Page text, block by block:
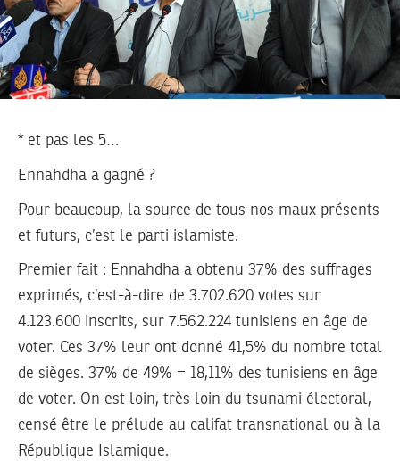
* et pas les 5…
Ennahdha a gagné ?
Pour beaucoup, la source de tous nos maux présents
et futurs, c’est le parti islamiste.
Premier fait : Ennahdha a obtenu 37% des suffrages
exprimés, c’est-à-dire de 3.702.620 votes sur
4.123.600 inscrits, sur 7.562.224 tunisiens en âge de
voter. Ces 37% leur ont donné 41,5% du nombre total
de sièges. 37% de 49% = 18,11% des tunisiens en âge
de voter. On est loin, très loin du tsunami électoral,
censé être le prélude au califat transnational ou à la
République Islamique.